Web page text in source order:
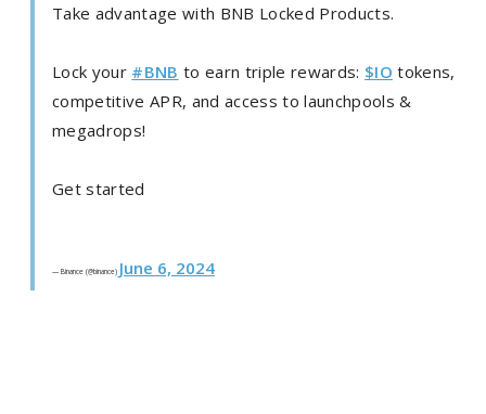
Take advantage with BNB Locked Products.
Lock your #BNB to earn triple rewards: $IO tokens,
competitive APR, and access to launchpools &
megadrops!
Get started
— Binance (@binance) June 6, 2024